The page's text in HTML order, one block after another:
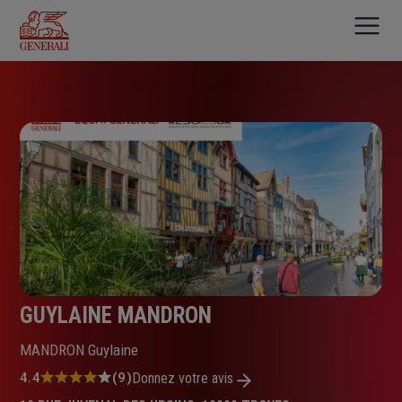
contenu
principal
GUYLAINE MANDRON
MANDRON Guylaine
Note
4.4 (9)Donnez votre avis